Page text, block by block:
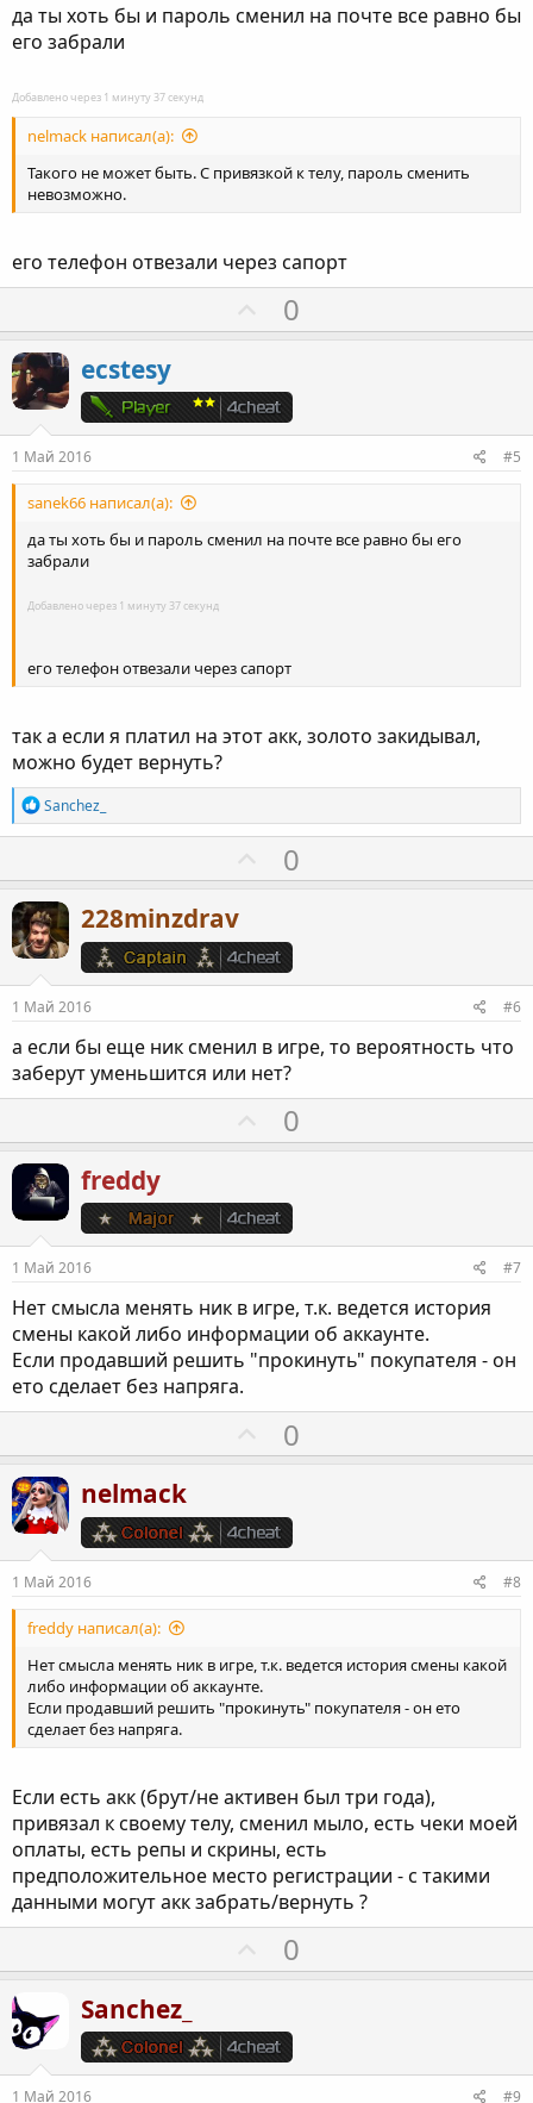
да ты хоть бы и пароль сменил на почте все равно бы
его забрали
Добавлено через 1 минуту 37 секунд
nelmack написал(а):
Такого не может быть. С привязкой к телу, пароль сменить
невозможно.
его телефон отвезали через сапорт
П
о
и
т
ы
о
0
ecstesy
1 Май 2016 #5
sanek66 написал(а):
да ты хоть бы и пароль сменил на почте все равно бы его
забрали
Добавлено через 1 минуту 37 секунд
его телефон отвезали через сапорт
так а если я платил на этот акк, золото закидывал,
можно будет вернуть?
Р
е
а
ц
и
и
:
Sanchez_
П
о
и
т
н
ы
г
л
о
с
0
228minzdrav
1 Май 2016 #6
а если бы еще ник сменил в игре, то вероятность что
заберут уменьшится или нет?
П
о
и
т
н
ы
й
г
л
с
0
freddy
1 Май 2016 #7
Нет смысла менять ник в игре, т.к. ведется история
смены какой либо информации об аккаунте.
Если продавший решить "прокинуть" покупателя - он
ето сделает без напряга.
П
о
и
т
ы
г
о
с
0
nelmack
1 Май 2016 #8
freddy написал(а):
Нет смысла менять ник в игре, т.к. ведется история смены какой
либо информации об аккаунте.
Если продавший решить "прокинуть" покупателя - он ето
сделает без напряга.
Если есть акк (брут/не активен был три года),
привязал к своему телу, сменил мыло, есть чеки моей
оплаты, есть репы и скрины, есть
предположительное место регистрации - с такими
данными могут акк забрать/вернуть ?
П
о
и
т
0
Sanchez_
1 Май 2016 #9